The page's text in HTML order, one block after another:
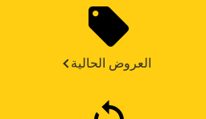
العروض الحالية